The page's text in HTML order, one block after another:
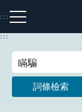
到
主
:::
注音索引圖示
:::
詞條檢索